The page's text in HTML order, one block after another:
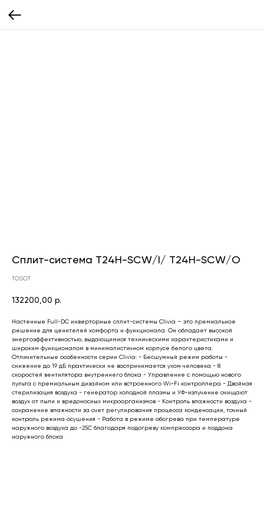
Сплит-система T24H-SCW/I/ T24H-SCW/O
TOSOT
132200,00 р.
Настенные Full-DC инверторные сплит-системы Clivia – это премиальное
решение для ценителей комфорта и функционала. Он обладает высокой
энергоэффективностью, выдающимися техническими характеристиками и
широким функционалом в минималистичном корпусе белого цвета.
Отличительные особенности серии Clivia: - Бесшумный режим работы -
снижение до 19 дБ практически не воспринимается ухом человека - 8
скоростей вентилятора внутреннего блока - Управление с помощью нового
пульта с премиальным дизайном или встроенного Wi-Fi контроллера - Двойная
стерилизация воздуха - генератор холодной плазмы и УФ-излучение очищают
воздух от пыли и вредоносных микроорганизмов - Контроль влажности воздуха -
сохранение влажности за счет регулирования процесса конденсации, точный
контроль режима осушения - Работа в режиме обогрева при температуре
наружного воздуха до -25С благодаря подогреву компрессора и поддона
наружного блока